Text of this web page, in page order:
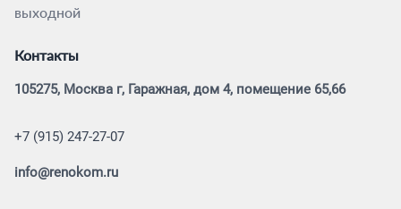
выходной
Контакты
105275, Москва г, Гаражная, дом 4, помещение 65,66
+7 (915) 247-27-07
info@renokom.ru